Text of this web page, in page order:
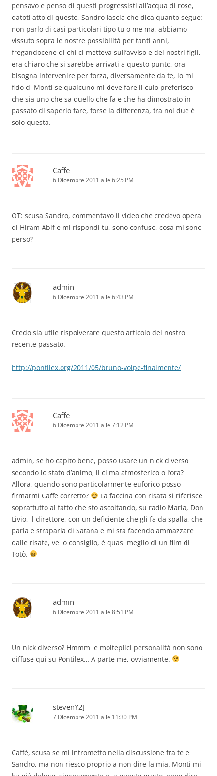
pensavo e penso di questi progressisti all’acqua di rose,
datoti atto di questo, Sandro lascia che dica quanto segue:
non parlo di casi particolari tipo tu o me ma, abbiamo
vissuto sopra le nostre possibilità per tanti anni,
fregandocene di chi ci metteva sull’avviso e dei nostri figli,
era chiaro che si sarebbe arrivati a questo punto, ora
bisogna intervenire per forza, diversamente da te, io mi
fido di Monti se qualcuno mi deve fare il culo preferisco
che sia uno che sa quello che fa e che ha dimostrato in
passato di saperlo fare, forse la differenza, tra noi due è
solo questa.
Caffe
6 Dicembre 2011 alle 6:25 PM
OT: scusa Sandro, commentavo il video che credevo opera
di Hiram Abif e mi rispondi tu, sono confuso, cosa mi sono
perso?
admin
6 Dicembre 2011 alle 6:43 PM
Credo sia utile rispolverare questo articolo del nostro
recente passato.
http://pontilex.org/2011/05/bruno-volpe-finalmente/
Caffe
6 Dicembre 2011 alle 7:12 PM
admin, se ho capito bene, posso usare un nick diverso
secondo lo stato d’animo, il clima atmosferico o l’ora?
Allora, quando sono particolarmente euforico posso
firmarmi Caffe corretto?
La faccina con risata si riferisce
soprattutto al fatto che sto ascoltando, su radio Maria, Don
Livio, il direttore, con un deficiente che gli fa da spalla, che
parla e straparla di Satana e mi sta facendo ammazzare
dalle risate, ve lo consiglio, è quasi meglio di un film di
Totò.
admin
6 Dicembre 2011 alle 8:51 PM
Un nick diverso? Hmmm le molteplici personalità non sono
diffuse qui su Pontilex… A parte me, ovviamente.
stevenY2J
7 Dicembre 2011 alle 11:30 PM
Caffé, scusa se mi intrometto nella discussione fra te e
Sandro, ma non riesco proprio a non dire la mia. Monti mi